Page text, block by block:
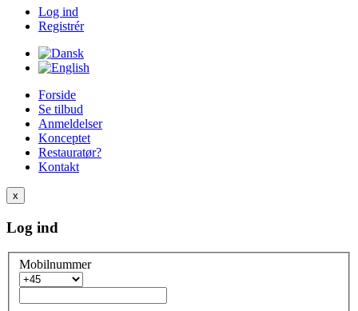
Log ind
Registrér
Forside
Se tilbud
Anmeldelser
Konceptet
Restauratør?
Kontakt
x
Log ind
Mobilnummer